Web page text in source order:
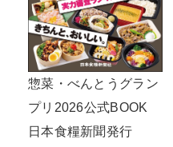
惣菜・べんとうグラン
プリ2026公式BOOK
日本食糧新聞発行